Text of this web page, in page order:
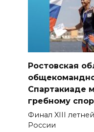
Ростовская
Спартакиаде
гребному
Финал XIII
России